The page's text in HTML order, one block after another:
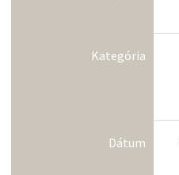
Kategória
Dátum